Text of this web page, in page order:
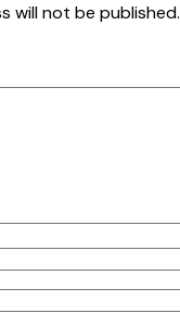
will not be published.